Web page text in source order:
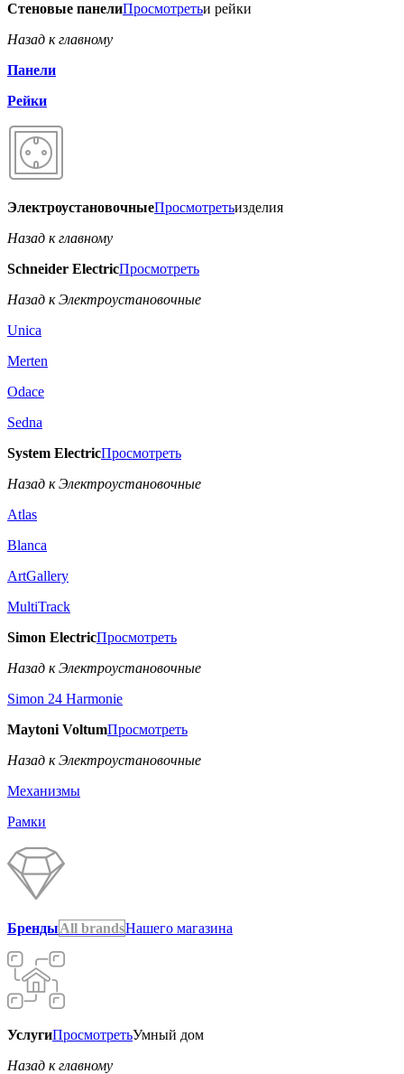
Стеновые панелиПросмотретьи рейки
Назад к главному
Панели
Рейки
ЭлектроустановочныеПросмотретьизделия
Назад к главному
Schneider ElectricПросмотреть
Назад к Электроустановочные
Unica
Merten
Odace
Sedna
System ElectricПросмотреть
Назад к Электроустановочные
Atlas
Blanca
ArtGallery
MultiTrack
Simon ElectricПросмотреть
Назад к Электроустановочные
Simon 24 Harmonie
Maytoni VoltumПросмотреть
Назад к Электроустановочные
Механизмы
Рамки
БрендыAll brandsНашего магазина
УслугиПросмотретьУмный дом
Назад к главному